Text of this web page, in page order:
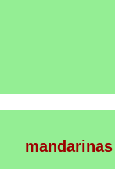
mandarinas